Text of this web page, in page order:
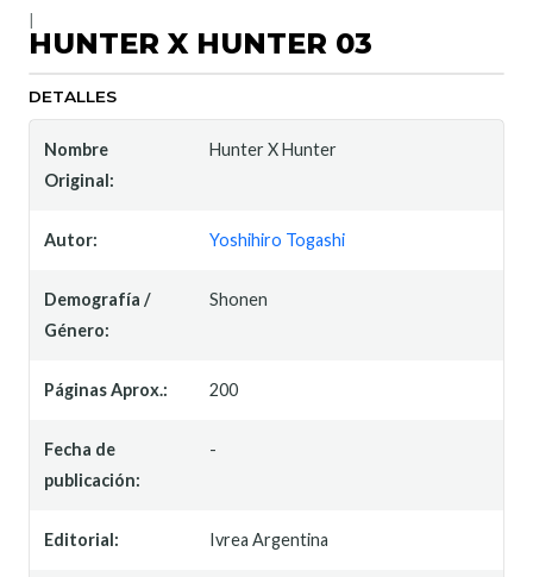
HUNTER X HUNTER 03
DETALLES
Nombre
Original:
Hunter X Hunter
Autor: Yoshihiro Togashi
Demografía /
Género:
Shonen
Páginas Aprox.: 200
Fecha de
publicación:
-
Editorial: Ivrea Argentina